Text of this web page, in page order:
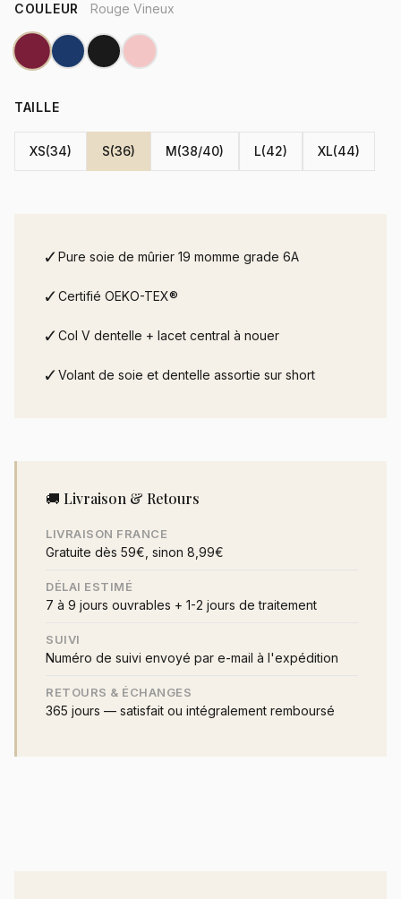
COULEUR Rouge Vineux
TAILLE
XS(34) S(36) M(38/40) L(42) XL(44)
✓Pure soie de mûrier 19 momme grade 6A
✓Certifié OEKO-TEX®
✓Col V dentelle + lacet central à nouer
✓Volant de soie et dentelle assortie sur short
🚚 Livraison & Retours
LIVRAISON FRANCE
Gratuite dès 59€, sinon 8,99€
DÉLAI ESTIMÉ
7 à 9 jours ouvrables + 1-2 jours de traitement
SUIVI
Numéro de suivi envoyé par e-mail à l'expédition
RETOURS & ÉCHANGES
365 jours — satisfait ou intégralement remboursé